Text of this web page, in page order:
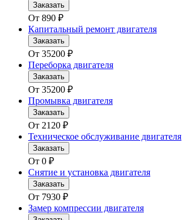
Заказать
От 890 ₽
Капитальный ремонт двигателя
Заказать
От 35200 ₽
Переборка двигателя
Заказать
От 35200 ₽
Промывка двигателя
Заказать
От 2120 ₽
Техническое обслуживание двигателя
Заказать
От 0 ₽
Снятие и установка двигателя
Заказать
От 7930 ₽
Замер компрессии двигателя